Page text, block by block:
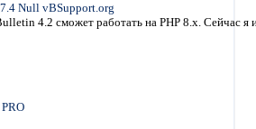
Null vBSupport.org
4.2 сможет работать на PHP 8.x. Сейчас